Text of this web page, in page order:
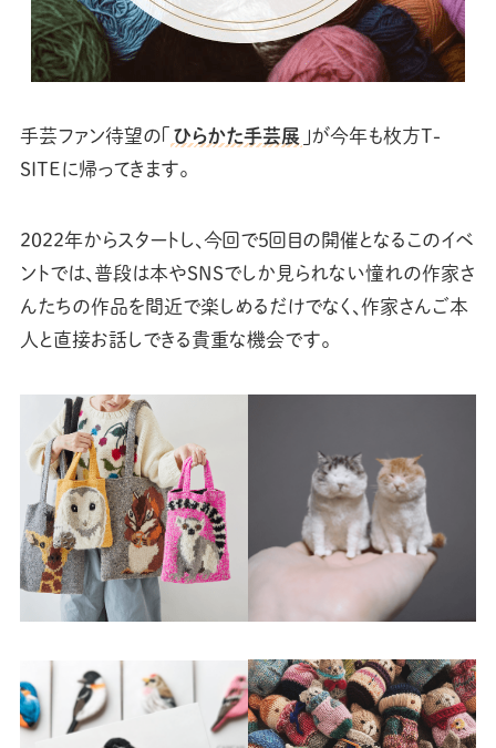
手芸ファン待望の「 ひらかた手芸展 」が今年も枚方T-
SITEに帰ってきます。
2022年からスタートし、今回で5回目の開催となるこのイベ
ントでは、普段は本やSNSでしか見られない憧れの作家さ
んたちの作品を間近で楽しめるだけでなく、作家さんご本
人と直接お話しできる貴重な機会です。